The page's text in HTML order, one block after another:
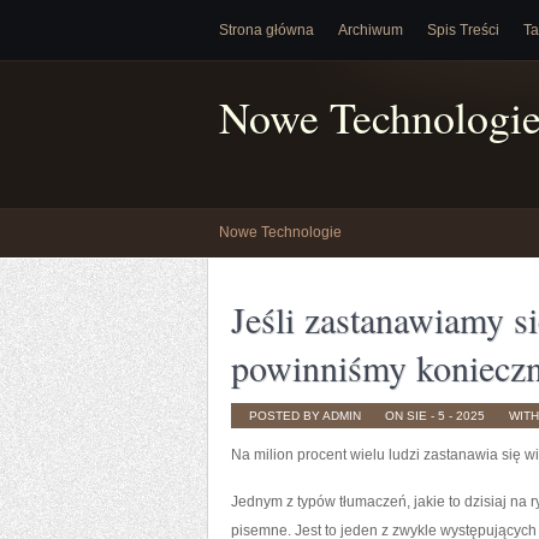
Strona główna Archiwum Spis Treści
Nowe
Nowe Technologie
Jeśli zastanawiamy
powinniśmy
POSTED BY ADMIN ON SIE - 5 - 2025 WITH
Na milion procent wielu ludzi zastanawia się
Jednym z typów tłumaczeń, jakie to dzisiaj na
pisemne. Jest to jeden z zwykle